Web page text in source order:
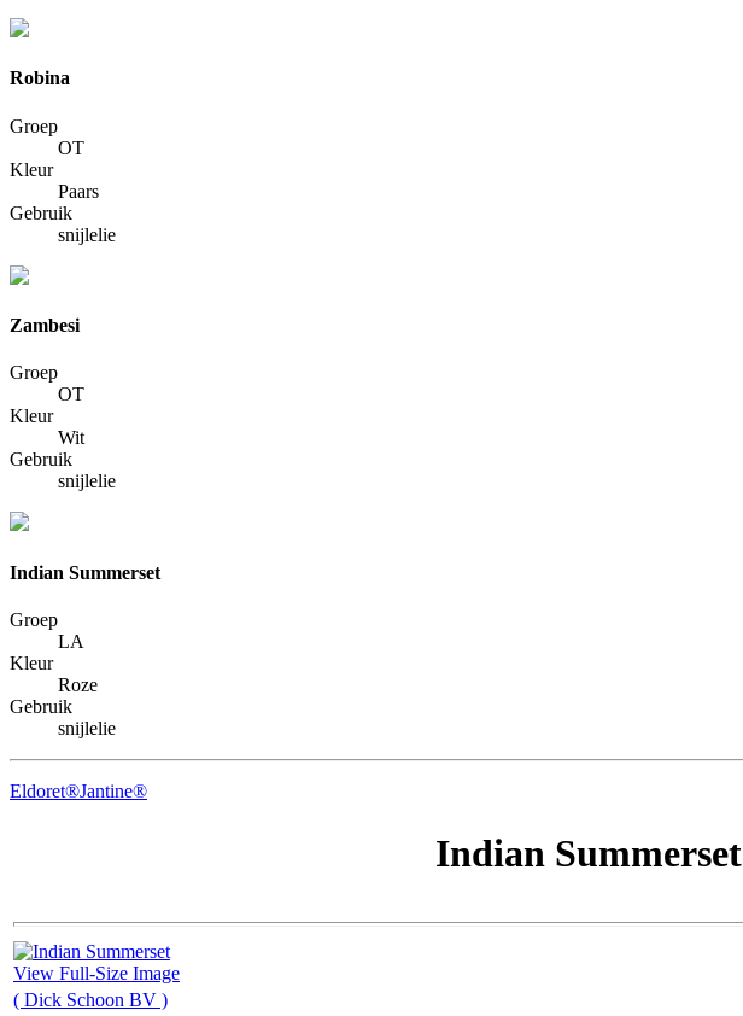
Robina
Groep
OT
Kleur
Paars
Gebruik
snijlelie
Zambesi
Groep
OT
Kleur
Wit
Gebruik
snijlelie
Indian Summerset
Groep
LA
Kleur
Roze
Gebruik
snijlelie
Eldoret®Jantine®
Indian Summerset
View Full-Size Image
( Dick Schoon BV )